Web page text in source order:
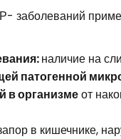
заболеваний
наличие на
патогенной
в организмеот
в кишечнике,